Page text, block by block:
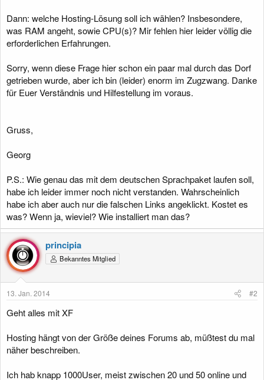
Dann: welche Hosting-Lösung soll ich wählen? Insbesondere,
was RAM angeht, sowie CPU(s)? Mir fehlen hier leider völlig die
erforderlichen Erfahrungen.
Sorry, wenn diese Frage hier schon ein paar mal durch das Dorf
getrieben wurde, aber ich bin (leider) enorm im Zugzwang. Danke
für Euer Verständnis und Hilfestellung im voraus.
Gruss,
Georg
P.S.: Wie genau das mit dem deutschen Sprachpaket laufen soll,
habe ich leider immer noch nicht verstanden. Wahrscheinlich
habe ich aber auch nur die falschen Links angeklickt. Kostet es
was? Wenn ja, wieviel? Wie installiert man das?
principia
Bekanntes Mitglied
13. Jan. 2014 #2
Geht alles mit XF
Hosting hängt von der Größe deines Forums ab, müßtest du mal
näher beschreiben.
Ich hab knapp 1000User, meist zwischen 20 und 50 online und